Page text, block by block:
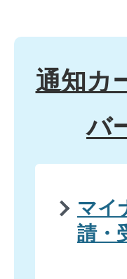
通知カ
バ
マイ
請・